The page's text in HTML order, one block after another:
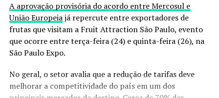
A aprovação provisória do acordo entre Mercosul e
União Europeiajá repercute entre exportadores de
frutas que visitam a Fruit Attraction São Paulo, evento
que ocorre entre terça-feira (24) e quinta-feira (26), na
São Paulo Expo.
No geral, o setor avalia que a redução de tarifas deve
melhorar a competitividade do país em um dos